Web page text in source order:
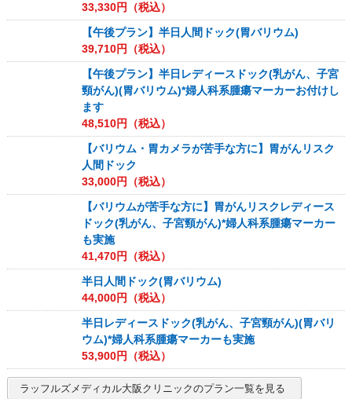
33,330円（税込）
【午後プラン】半日人間ドック(胃バリウム)
39,710円（税込）
【午後プラン】半日レディースドック(乳がん、子宮
頸がん)(胃バリウム)*婦人科系腫瘍マーカーお付けし
ます
48,510円（税込）
【バリウム・胃カメラが苦手な方に】胃がんリスク
人間ドック
33,000円（税込）
【バリウムが苦手な方に】胃がんリスクレディース
ドック(乳がん、子宮頸がん)*婦人科系腫瘍マーカー
も実施
41,470円（税込）
半日人間ドック(胃バリウム)
44,000円（税込）
半日レディースドック(乳がん、子宮頸がん)(胃バリ
ウム)*婦人科系腫瘍マーカーも実施
53,900円（税込）
ラッフルズメディカル大阪クリニックのプラン一覧を見る